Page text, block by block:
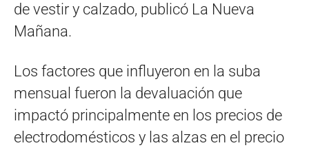
de vestir y calzado, publicó La Nueva
Mañana.
Los factores que influyeron en la suba
mensual fueron la devaluación que
impactó principalmente en los precios de
electrodomésticos y las alzas en el precio